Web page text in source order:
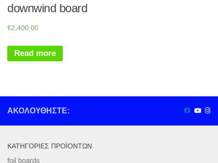
downwind board
€2,400.00
Read more
ΑΚΟΛΟΥΘΉΣΤΕ:
ΚΑΤΗΓΟΡΊΕΣ ΠΡΟΪΌΝΤΩΝ
foil boards